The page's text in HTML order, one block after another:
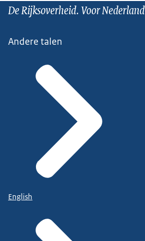
De Rijksoverheid. Voor Nederland
Andere talen
English